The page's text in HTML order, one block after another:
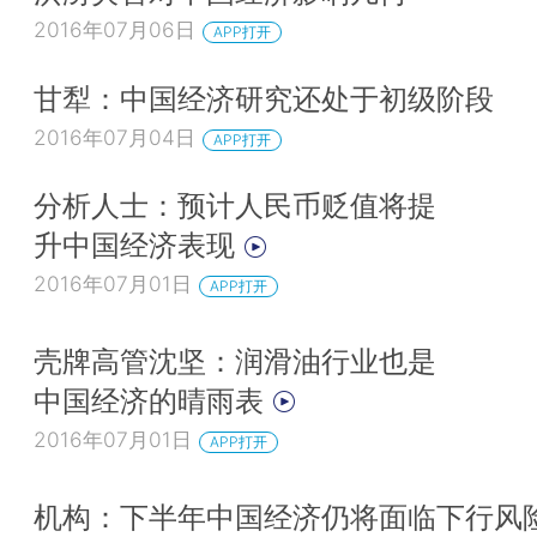
2016年07月06日 APP打开
甘犁：中国经济研究还处于初级阶段
2016年07月04日 APP打开
分析人士：预计人民币贬值将提
升中国经济表现
2016年07月01日 APP打开
壳牌高管沈坚：润滑油行业也是
中国经济的晴雨表
2016年07月01日 APP打开
机构：下半年中国经济仍将面临下行风